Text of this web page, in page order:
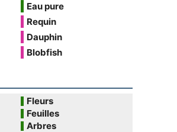
Eau pure
Requin
Dauphin
Blobfish
Fleurs
Feuilles
Arbres